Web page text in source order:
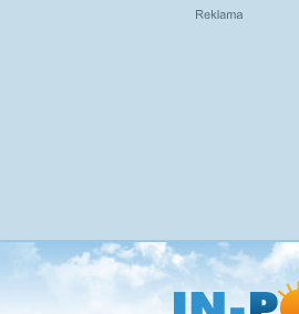
Přejít
na
hlavní
obsah